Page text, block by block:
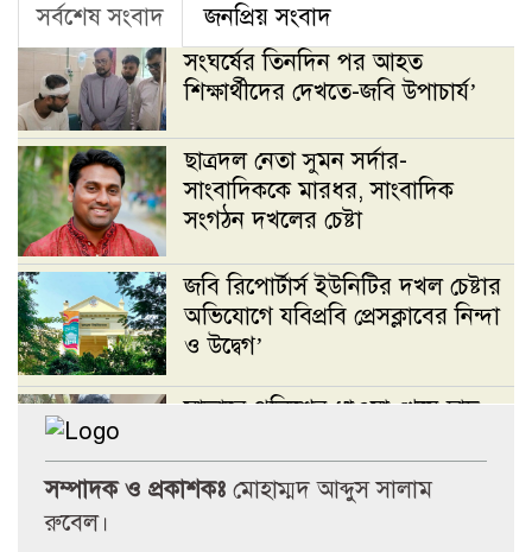
সর্বশেষ সংবাদ
জনপ্রিয় সংবাদ
সংঘর্ষের তিনদিন পর আহত
শিক্ষার্থীদের দেখতে-জবি উপাচার্য’
ছাত্রদল নেতা সুমন সর্দার-
সাংবাদিককে মারধর, সাংবাদিক
সংগঠন দখলের চেষ্টা
জবি রিপোর্টার্স ইউনিটির দখল চেষ্টার
অভিযোগে যবিপ্রবি প্রেসক্লাবের নিন্দা
ও উদ্বেগ’
সাভারে পুলিশের ধাওয়া খেয়ে ছাদ
অভিযোগ
সম্পাদক ও প্রকাশকঃমোহাম্মদ আব্দুস সালাম
রুবেল।